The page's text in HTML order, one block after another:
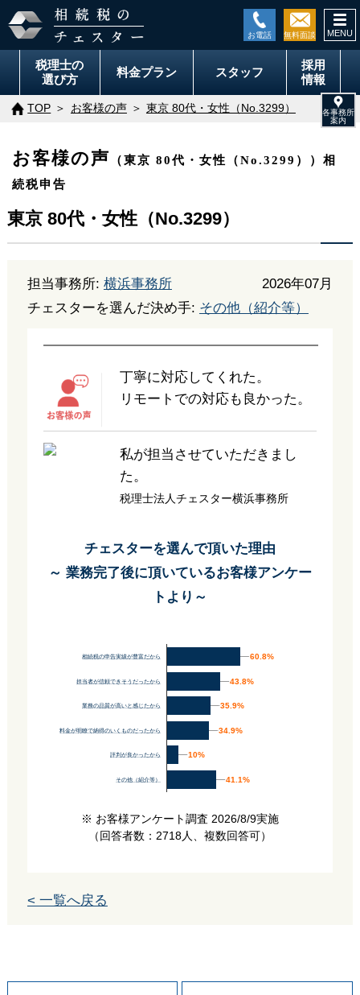
税理士の
選び方
料金プラン スタッフ
採用
情報
TOP お客様の声 東京 80代・女性（No.3299）
お客様の声
（東京 80代・女性（No.3299））相
続税申告
東京 80代・女性（No.3299）
担当事務所: 横浜事務所
2026年07月
チェスターを選んだ決め手: その他（紹介等）
丁寧に対応してくれた。
リモートでの対応も良かった。
私が担当させていただきまし
た。
税理士法人チェスター横浜事務所
チェスターを選んで頂いた理由
～ 業務完了後に頂いているお客様アンケー
トより～
相続税の申告実績が豊富だから
担当者が信頼できそうだったから
業務の品質が高いと感じたから
料金が明瞭で納得のいくものだったから
評判が良かったから
その他（紹介等）
60.8%
60.8%
43.8%
43.8%
35.9%
35.9%
34.9%
34.9%
10%
10%
41.1%
41.1%
※ お客様アンケート調査 2026/8/9実施
（回答者数：2718人、複数回答可）
< 一覧へ戻る